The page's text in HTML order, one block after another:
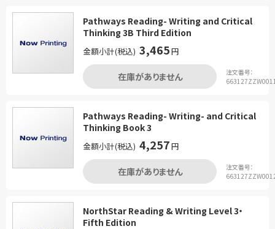
Pathways Reading- Writing and Critical
Thinking 3B Third Edition
金額小計(税込) 3,465円
在庫がありません
注文番号：
Pathways Reading- Writing- and Critical
Thinking Book 3
金額小計(税込) 4,257円
在庫がありません
注文番号：
NorthStar Reading & Writing Level 3・
Fifth Edition